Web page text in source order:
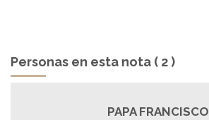
Personas en esta nota ( 2 )
PAPA FRANCISCO